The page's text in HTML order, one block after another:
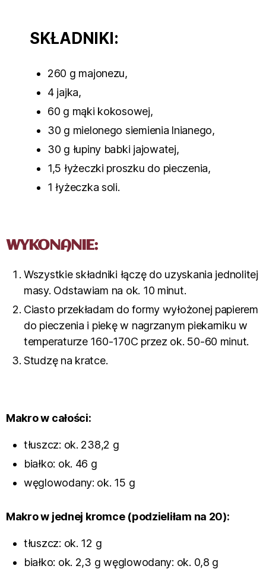
SKŁADNIKI:
260 g majonezu,
4 jajka,
60 g mąki kokosowej,
30 g mielonego siemienia lnianego,
30 g łupiny babki jajowatej,
1,5 łyżeczki proszku do pieczenia,
1 łyżeczka soli.
WYKONANIE:
Wszystkie składniki łączę do uzyskania jednolitej
masy. Odstawiam na ok. 10 minut.
Ciasto przekładam do formy wyłożonej papierem
do pieczenia i piekę w nagrzanym piekarniku w
temperaturze 160-170C przez ok. 50-60 minut.
Studzę na kratce.
Makro w całości:
tłuszcz: ok. 238,2 g
białko: ok. 46 g
węglowodany: ok. 15 g
Makro w jednej kromce (podzieliłam na 20):
tłuszcz: ok. 12 g
białko: ok. 2,3 g węglowodany: ok. 0,8 g